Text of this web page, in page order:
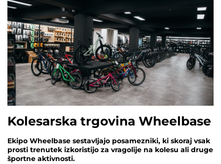
Kolesarska trgovina Wheelbase
Ekipo Wheelbase sestavljajo posamezniki, ki skoraj vsak
prosti trenutek izkoristijo za vragolije na kolesu ali druge
športne aktivnosti.